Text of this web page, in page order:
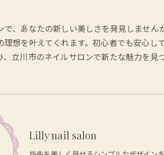
で、あなたの新しい美しさを発見しませ
理想を叶えてくれます。初心者でも安心
、立川市のネイルサロンで新たな魅力を見
Lilly nail salon